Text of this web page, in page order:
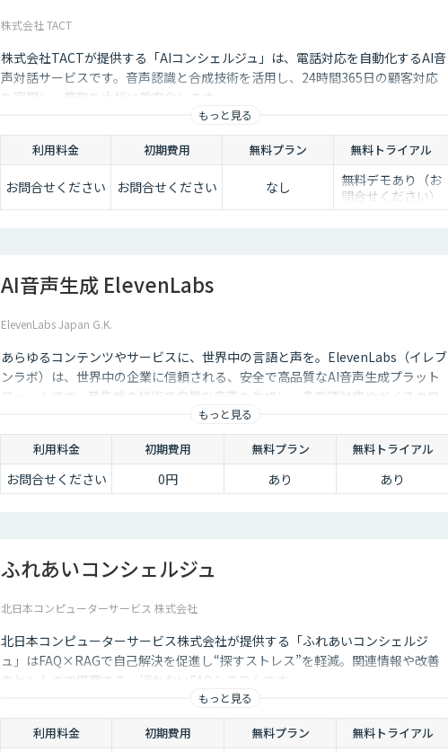
株式会社 TACT
株式会社TACTが提供する「AIコンシェルジュ」は、電話対応を自動化するAI音
声対話サービスです。音声認識と合成技術を活用し、24時間365日の顧客対応
を実現し、業務を大幅に効率化します。
もっと見る
利用料金 初期費用 無料プラン 無料トライアル
お問合せください お問合せください なし
無料デモあり（お
問合せください）
AI音声生成 ElevenLabs
ElevenLabs Japan G.K.
あらゆるコンテンツやサービスに、世界中の言語と声を。ElevenLabs（イレブ
ンラボ）は、世界中の企業に信頼される、安全で高品質なAI音声生成プラット
フォームです。最先端の技術で自然な音声を生成し、多言語対応やボイスクロ
ーニング機能も、悪用を防ぐ倫理的ガードレールの中で提供します。
もっと見る
利用料金 初期費用 無料プラン 無料トライアル
お問合せください 0円 あり あり
ふれあいコンシェルジュ
北日本コンピューターサービス 株式会社
北日本コンピューターサービス株式会社が提供する「ふれあいコンシェルジ
ュ」はFAQ×RAGで自己解決を促進し“探すストレス”を軽減。関連情報や改善
のヒントまで提案する、迷わないFAQシステムです。
もっと見る
利用料金 初期費用 無料プラン 無料トライアル